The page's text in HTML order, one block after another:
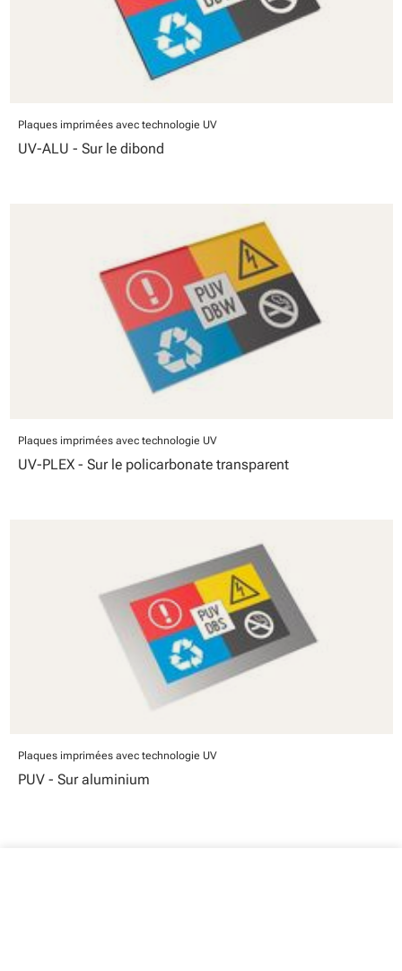
Plaques imprimées avec technologie UV
UV-ALU - Sur le dibond
Plaques imprimées avec technologie UV
UV-PLEX - Sur le policarbonate transparent
Plaques imprimées avec technologie UV
PUV - Sur aluminium